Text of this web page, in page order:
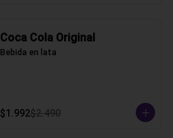
Coca Cola Original
Bebida en lata
$1.992$2.490